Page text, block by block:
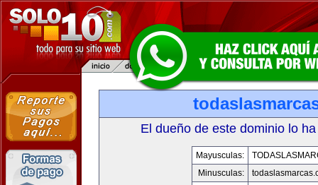
El dueño de este dominio lo
Mayusculas:
Minusculas: